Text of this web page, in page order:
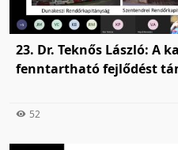
23. Dr. Teknős László: A
fenntartható fejlődést
52